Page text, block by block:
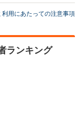
ます。今回の買取査
いと思っております
致します。 買取営
利用にあたっての注意事項
ランキング